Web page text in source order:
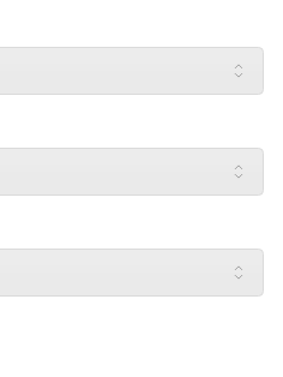
joissa pyöristetyt muodot
väripalettiin ja
ilmeen. Valitse pöytätaso
valinta.